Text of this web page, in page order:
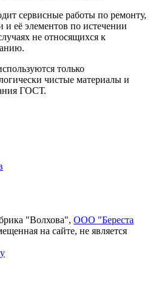
сервисные работы по ремонту,
и её элементов по истечении
не относящихся к
только
чистые материалы и
ГОСТ.
"Волхова", ООО "Береста
на сайте, не является